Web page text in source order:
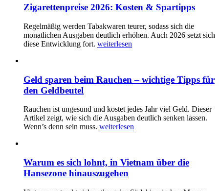
Zigarettenpreise 2026: Kosten & Spartipps
Regelmäßig werden Tabakwaren teurer, sodass sich die
monatlichen Ausgaben deutlich erhöhen. Auch 2026 setzt sich
diese Entwicklung fort. weiterlesen
Geld sparen beim Rauchen – wichtige Tipps für
den Geldbeutel
Rauchen ist ungesund und kostet jedes Jahr viel Geld. Dieser
Artikel zeigt, wie sich die Ausgaben deutlich senken lassen.
Wenn’s denn sein muss. weiterlesen
Warum es sich lohnt, in Vietnam über die
Hansezone hinauszugehen